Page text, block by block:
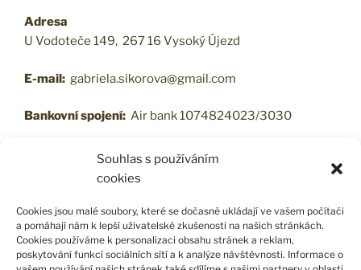
Souhlas s používáním
cookies
Cookies jsou malé soubory, které se dočasně ukládají ve vašem počítači
a pomáhají nám k lepší uživatelské zkušenosti na našich stránkách.
Cookies používáme k personalizaci obsahu stránek a reklam,
poskytování funkcí sociálních sítí a k analýze návštěvnosti. Informace o
Adresa
U Vodoteče 149, 267 16 Vysoký Újezd
E-mail: gabriela.sikorova@gmail.com
Bankovní spojení: Air bank 1074824023/3030
PODMÍNKY OCHRANY OSOBNÍCH ÚDAJŮ